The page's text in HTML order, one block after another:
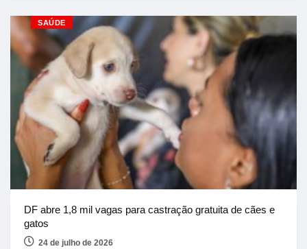
SAÚDE
DF abre 1,8 mil vagas para castração gratuita de cães e
gatos
24 de julho de 2026